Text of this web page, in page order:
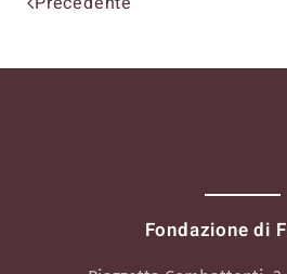
Fondazione di